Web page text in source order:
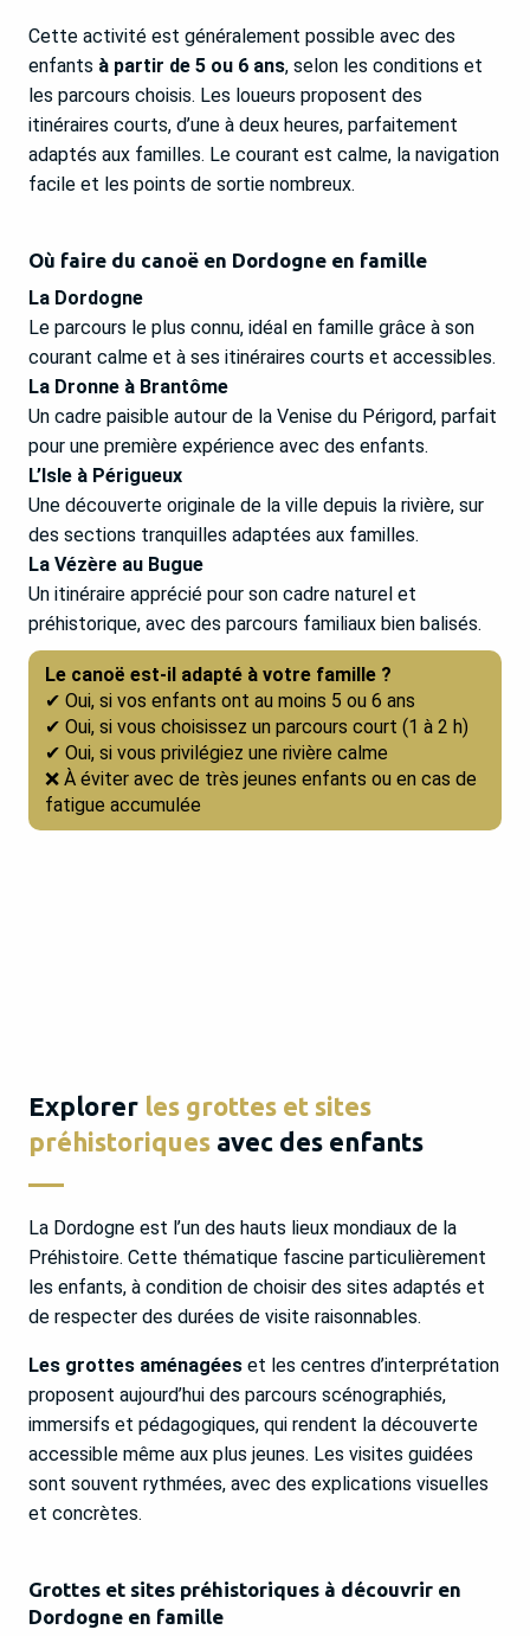
Cette activité est généralement possible avec des
enfants à partir de 5 ou 6 ans, selon les conditions et
les parcours choisis. Les loueurs proposent des
itinéraires courts, d’une à deux heures, parfaitement
adaptés aux familles. Le courant est calme, la navigation
facile et les points de sortie nombreux.
Où faire du canoë en Dordogne en famille
La Dordogne
Le parcours le plus connu, idéal en famille grâce à son
courant calme et à ses itinéraires courts et accessibles.
La Dronne à Brantôme
Un cadre paisible autour de la Venise du Périgord, parfait
pour une première expérience avec des enfants.
L’Isle à Périgueux
Une découverte originale de la ville depuis la rivière, sur
des sections tranquilles adaptées aux familles.
La Vézère au Bugue
Un itinéraire apprécié pour son cadre naturel et
préhistorique, avec des parcours familiaux bien balisés.
Le canoë est-il adapté à votre famille ?
✔ Oui, si vos enfants ont au moins 5 ou 6 ans
✔ Oui, si vous choisissez un parcours court (1 à 2 h)
✔ Oui, si vous privilégiez une rivière calme
❌ À éviter avec de très jeunes enfants ou en cas de
fatigue accumulée
Explorer les grottes et sites
préhistoriques avec des enfants
La Dordogne est l’un des hauts lieux mondiaux de la
Préhistoire. Cette thématique fascine particulièrement
les enfants, à condition de choisir des sites adaptés et
de respecter des durées de visite raisonnables.
Les grottes aménagées et les centres d’interprétation
proposent aujourd’hui des parcours scénographiés,
immersifs et pédagogiques, qui rendent la découverte
accessible même aux plus jeunes. Les visites guidées
sont souvent rythmées, avec des explications visuelles
et concrètes.
Grottes et sites préhistoriques à découvrir en
Dordogne en famille